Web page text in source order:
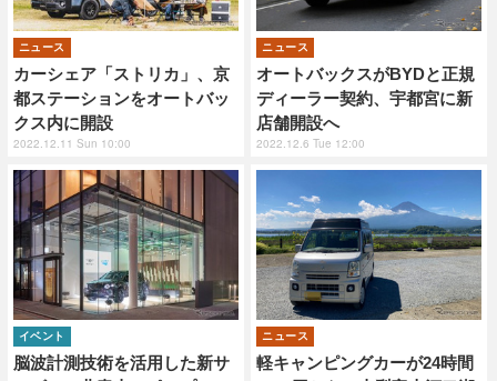
カーシェア「ストリカ」、京
都ステーションをオートバッ
クス内に開設
ニュース
2022.12.11 Sun 10:00
オートバックスがBYDと正規
ディーラー契約、宇都宮に新
店舗開設へ
ニュース
2022.12.6 Tue 12:00
脳波計測技術を活用した新サ
イベント
軽キャンピングカーが24時間
ニュース